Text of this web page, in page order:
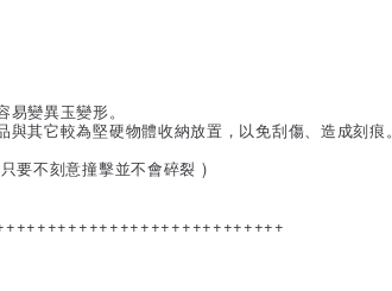
變異玉變形。
其它較為堅硬物體收納放置，以免刮傷、造成刻痕。
要不刻意撞擊並不會碎裂 )